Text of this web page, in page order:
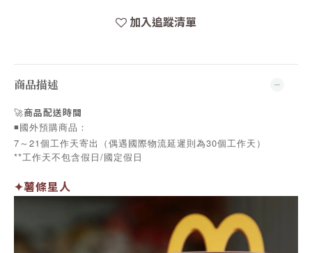
加入追蹤清單
商品描述
🚀商品配送時間
◾️國外預購商品：
7～21個工作天寄出（偶遇國際物流延遲則為30個工作天）
**工作天不包含假日/國定假日
✦薯條星人